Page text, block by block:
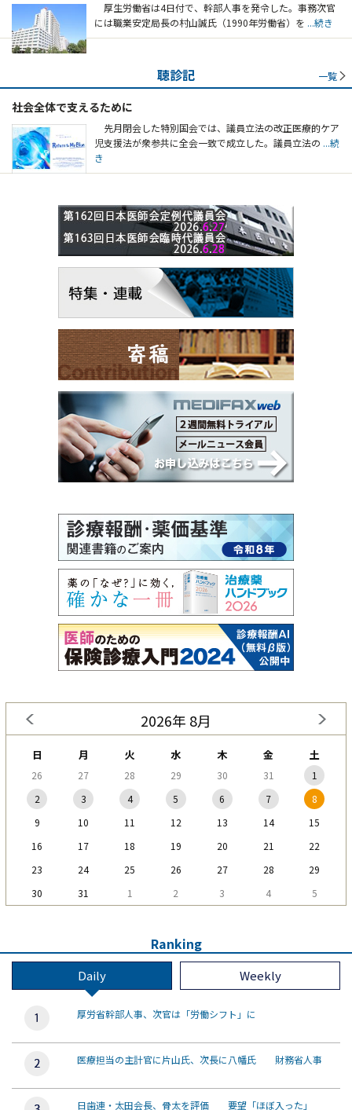
厚生労働省は4日付で、幹部人事を発令した。事務次官
には職業安定局長の村山誠氏（1990年労働省）を ...続き
聴診記 一覧
社会全体で支えるために
先月閉会した特別国会では、議員立法の改正医療的ケア
児支援法が衆参共に全会一致で成立した。議員立法の ...続
き
2026年 8月
日 月 火 水 木 金 土
26 27 28 29 30 31
1
2
3 4 5 6 7
8
9
10 11 12 13 14
15
16
17 18 19 20 21
22
23
24 25 26 27 28
29
30
31 1 2 3 4 5
Ranking
Daily Weekly
厚労省幹部人事、次官は「労働シフト」に
医療担当の主計官に片山氏、次長に八幡氏 財務省人事
日歯連・太田会長、骨太を評価 要望「ほぼ入った」